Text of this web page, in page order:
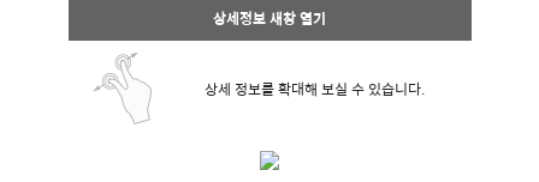
상세정보 새창 열기
상세 정보를 확대해 보실 수 있습니다.